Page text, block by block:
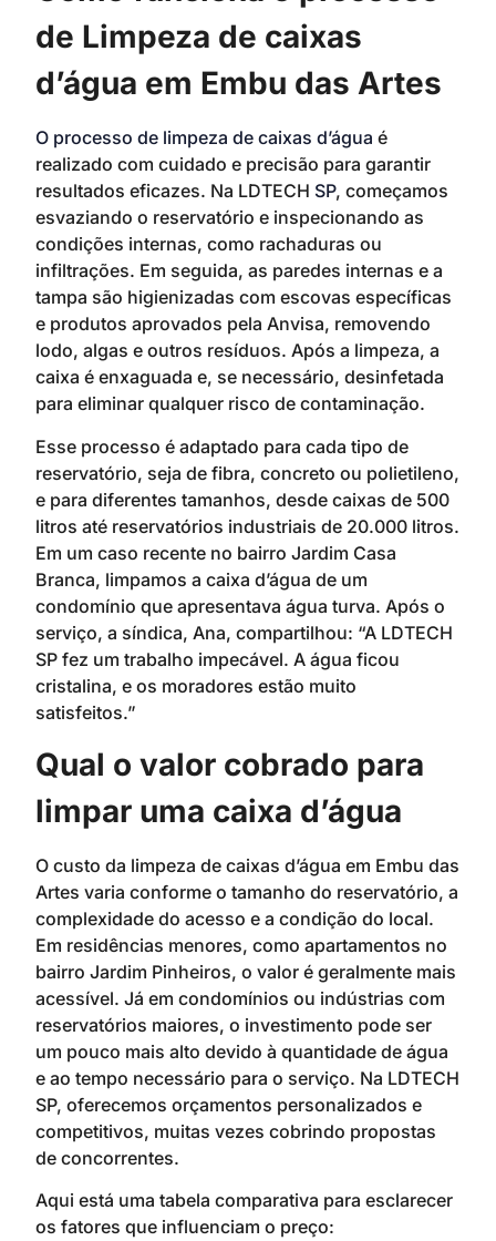
de Limpeza de caixas
d’água em Embu das Artes
O processo de limpeza de caixas d’água é
realizado com cuidado e precisão para garantir
resultados eficazes. Na LDTECH SP, começamos
esvaziando o reservatório e inspecionando as
condições internas, como rachaduras ou
infiltrações. Em seguida, as paredes internas e a
tampa são higienizadas com escovas específicas
e produtos aprovados pela Anvisa, removendo
lodo, algas e outros resíduos. Após a limpeza, a
caixa é enxaguada e, se necessário, desinfetada
para eliminar qualquer risco de contaminação.
Esse processo é adaptado para cada tipo de
reservatório, seja de fibra, concreto ou polietileno,
e para diferentes tamanhos, desde caixas de 500
litros até reservatórios industriais de 20.000 litros.
Em um caso recente no bairro Jardim Casa
Branca, limpamos a caixa d’água de um
condomínio que apresentava água turva. Após o
serviço, a síndica, Ana, compartilhou: “A LDTECH
SP fez um trabalho impecável. A água ficou
cristalina, e os moradores estão muito
satisfeitos.”
Qual o valor cobrado para
limpar uma caixa d’água
O custo da limpeza de caixas d’água em Embu das
Artes varia conforme o tamanho do reservatório, a
complexidade do acesso e a condição do local.
Em residências menores, como apartamentos no
bairro Jardim Pinheiros, o valor é geralmente mais
acessível. Já em condomínios ou indústrias com
reservatórios maiores, o investimento pode ser
um pouco mais alto devido à quantidade de água
e ao tempo necessário para o serviço. Na LDTECH
SP, oferecemos orçamentos personalizados e
competitivos, muitas vezes cobrindo propostas
de concorrentes.
Aqui está uma tabela comparativa para esclarecer
os fatores que influenciam o preço: